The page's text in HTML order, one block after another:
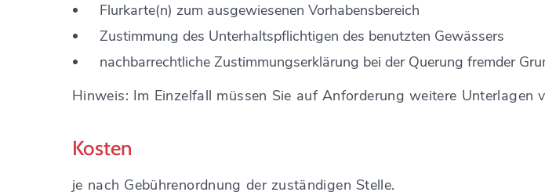
Flurkarte(n) zum ausgewiesenen Vorhabensbereich
Zustimmung des Unterhaltspflichtigen des benutzten Gewässers
nachbarrechtliche Zustimmungserklärung bei der Querung fremder
Hinweis: Im Einzelfall müssen Sie auf Anforderung weitere Unterlagen
Kosten
je nach Gebührenordnung der zuständigen Stelle.